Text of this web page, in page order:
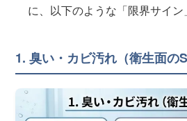
に、以下のような「限界サイン
1. 臭い・カビ汚れ（衛生面の